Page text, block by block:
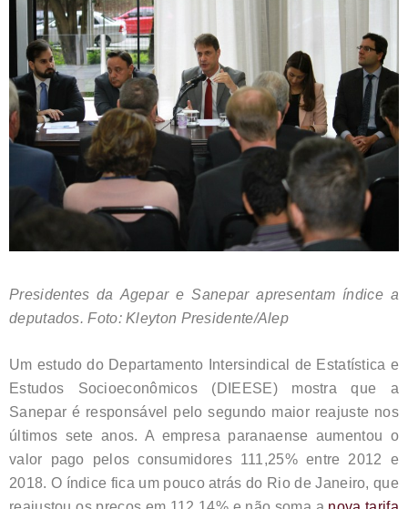
Presidentes da Agepar e Sanepar apresentam índice a
deputados. Foto: Kleyton Presidente/Alep
Um estudo do Departamento Intersindical de Estatística e
Estudos Socioeconômicos (DIEESE) mostra que a
Sanepar é responsável pelo segundo maior reajuste nos
últimos sete anos. A empresa paranaense aumentou o
valor pago pelos consumidores 111,25% entre 2012 e
2018. O índice fica um pouco atrás do Rio de Janeiro, que